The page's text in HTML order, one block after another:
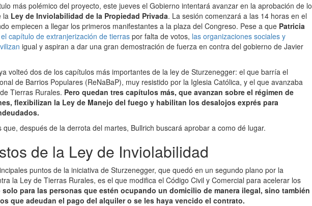
más polémico del proyecto, este jueves el Gobierno intentará avanzar en la aprobación de lo
la Ley de Inviolabilidad de la Propiedad Privada. La sesión comenzará a las 14 horas en el
empiecen a llegar los primeros manifestantes a la plaza del Congreso. Pese a que Patricia
capítulo de extranjerización de tierras por falta de votos, las organizaciones sociales y
igual y aspiran a dar una gran demostración de fuerza en contra del gobierno de Javier
volteó dos de los capítulos más importantes de la ley de Sturzenegger: el que barría el
de Barrios Populares (ReNaBaP), muy resistido por la Iglesia Católica, y el que avanzaba
Tierras Rurales. Pero quedan tres capítulos más, que avanzan sobre el régimen de
flexibilizan la Ley de Manejo del fuego y habilitan los desalojos exprés para
que, después de la derrota del martes, Bullrich buscará aprobar a como dé lugar.
de la Ley de Inviolabilidad
puntos de la iniciativa de Sturzenegger, que quedó en un segundo plano por la
la Ley de Tierras Rurales, es el que modifica el Código Civil y Comercial para acelerar los
solo para las personas que estén ocupando un domicilio de manera ilegal, sino también
que adeudan el pago del alquiler o se les haya vencido el contrato.